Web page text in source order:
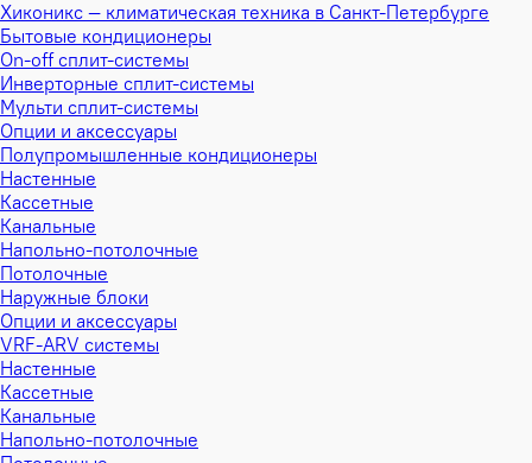
Хиконикс — климатическая техника в Санкт-Петербурге
Бытовые кондиционеры
On-off сплит-системы
Инверторные сплит-системы
Мульти сплит-системы
Опции и аксессуары
Полупромышленные кондиционеры
Настенные
Кассетные
Канальные
Напольно-потолочные
Потолочные
Наружные блоки
Опции и аксессуары
VRF-ARV системы
Настенные
Кассетные
Канальные
Напольно-потолочные